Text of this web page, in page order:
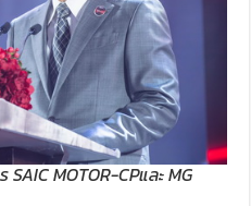
MOTOR-CPและ MG